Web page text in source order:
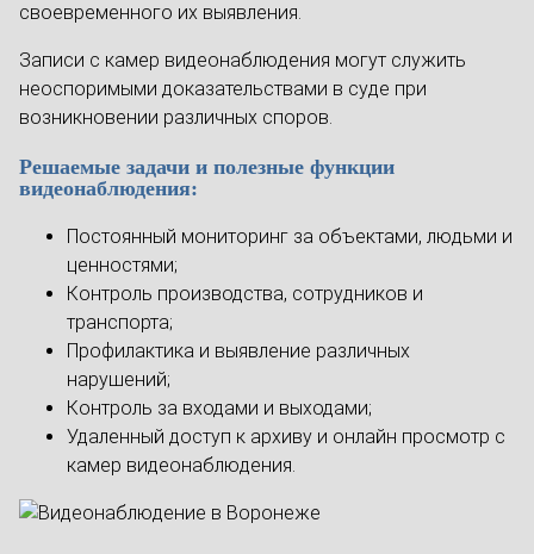
своевременного их выявления.
Записи с камер видеонаблюдения могут служить
неоспоримыми доказательствами в суде при
возникновении различных споров.
Решаемые задачи и полезные функции
видеонаблюдения:
Постоянный мониторинг за объектами, людьми и
ценностями;
Контроль производства, сотрудников и
транспорта;
Профилактика и выявление различных
нарушений;
Контроль за входами и выходами;
Удаленный доступ к архиву и онлайн просмотр с
камер видеонаблюдения.